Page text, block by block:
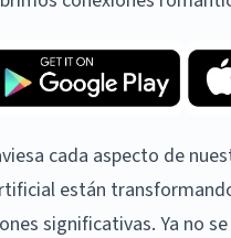
cada aspecto de
están
significativas. Ya no